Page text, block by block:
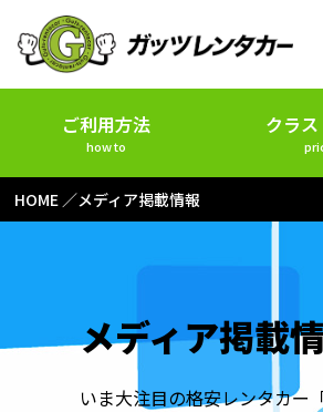
ご利用方法
how to
クラ
HOME メディア掲載情報
メディア掲載
いま大注目の格安レンタカー